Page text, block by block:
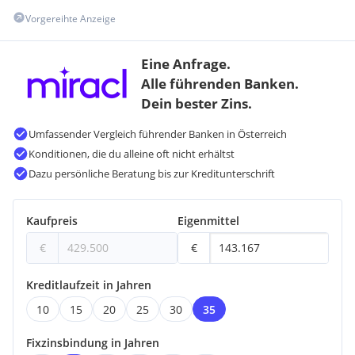
Vorgereihte Anzeige
Eine Anfrage.
Alle führenden Banken.
Dein bester Zins.
Umfassender Vergleich führender Banken in Österreich
Konditionen, die du alleine oft nicht erhältst
Dazu persönliche Beratung bis zur Kreditunterschrift
Kaufpreis
€
Eigenmittel
€
Kreditlaufzeit in Jahren
10
15 20 25 30 35
Fixzinsbindung in Jahren